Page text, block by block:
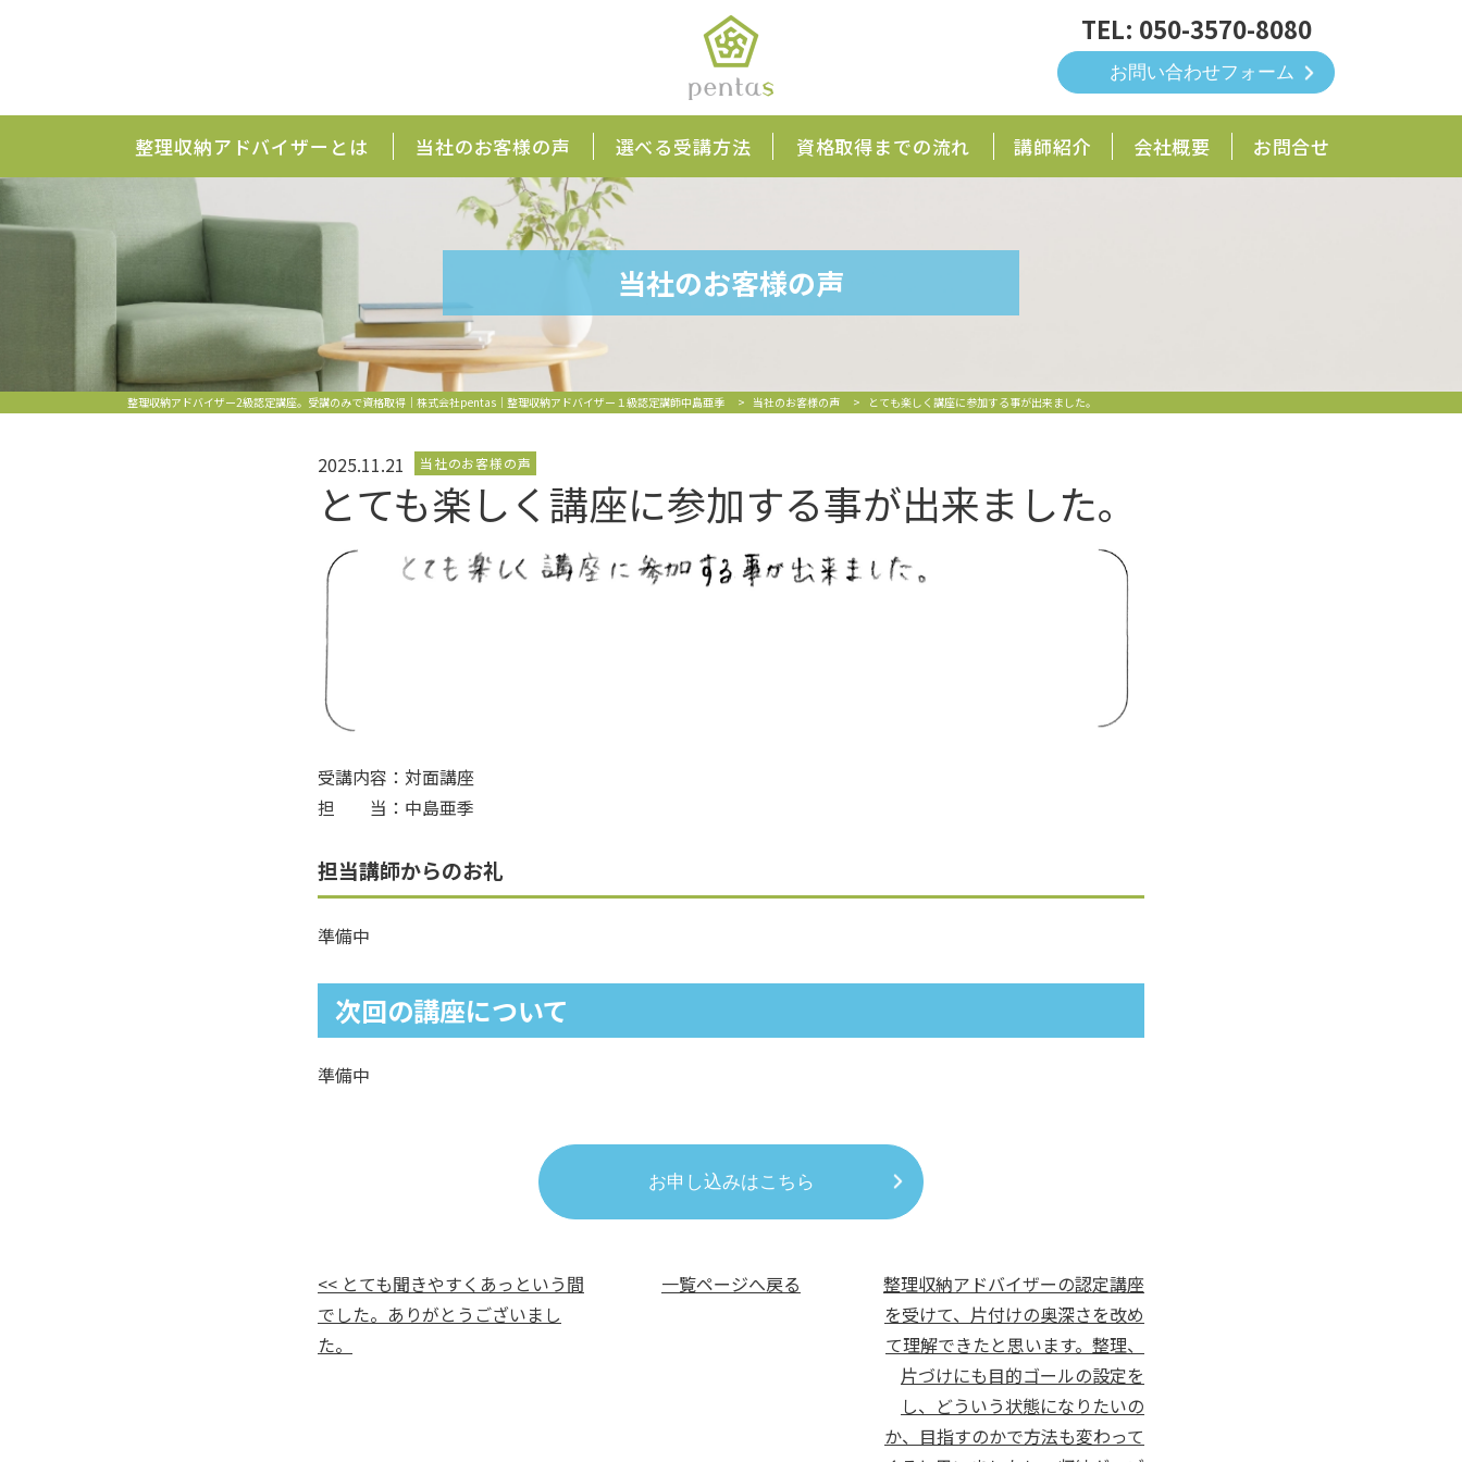
050-3570-8080
お問い合わせフォーム
整理収納アドバイザーとは 当社のお客様の声 選べる受講方法 資格取得までの流れ 講師紹介 会社概要 お問合せ
当社のお客様の声
整理収納アドバイザー2級認定講座。受講のみで資格取得｜株式会社pentas｜整理収納アドバイザー１級認定講師中島亜季 > 当社のお客様の声 > とても楽しく講座に参加する事が出来ました。
2025.11.21 当社のお客様の声
とても楽しく講座に参加する事が出来ました。
受講内容：対面講座
担 当：中島亜季
担当講師からのお礼
準備中
次回の講座について
準備中
お申し込みはこちら
一覧ページへ戻る
<< とても聞きやすくあっという間
でした。ありがとうございまし
た。
整理収納アドバイザーの認定講座
を受けて、片付けの奥深さを改め
て理解できたと思います。整理、
片づけにも目的ゴールの設定を
し、どういう状態になりたいの
か、目指すのかで方法も変わって